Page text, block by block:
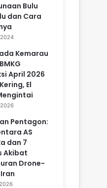
Bulu
dan Cara
Kemarau
April 2026
El
Pentagon:
AS
dan 7
Akibat
Drone-